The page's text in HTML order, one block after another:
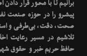
برآنیم تا با محـور قرار
پیشـرو را در حوزه صنعت
صحت، دقت، بی‌طرفی و
تلاشیم در مسیر رعایت
حافظ حریم خبر و حقوق